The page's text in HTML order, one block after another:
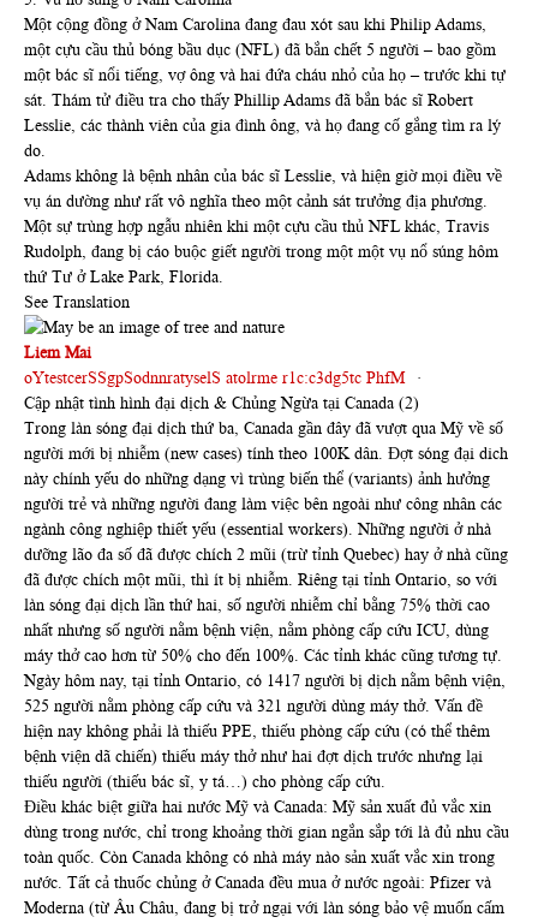
Một cộng đồng ở Nam Carolina đang đau xót sau khi Philip Adams,
một cựu cầu thủ bóng bầu dục (NFL) đã bắn chết 5 người – bao gồm
một bác sĩ nổi tiếng, vợ ông và hai đứa cháu nhỏ của họ – trước khi tự
sát. Thám tử điều tra cho thấy Phillip Adams đã bắn bác sĩ Robert
Lesslie, các thành viên của gia đình ông, và họ đang cố gắng tìm ra lý
do.
Adams không là bệnh nhân của bác sĩ Lesslie, và hiện giờ mọi điều về
vụ án dường như rất vô nghĩa theo một cảnh sát trưởng địa phương.
Một sự trùng hợp ngẫu nhiên khi một cựu cầu thủ NFL khác, Travis
Rudolph, đang bị cáo buộc giết người trong một một vụ nổ súng hôm
thứ Tư ở Lake Park, Florida.
See Translation
Liem Mai
oYtestcerSSgpSodnnratyselS atolrme r1c:c3dg5tc PhfM
·
Cập nhật tình hình đại dịch & Chủng Ngừa tại Canada (2)
Trong làn sóng đại dịch thứ ba, Canada gần đây đã vượt qua Mỹ về số
người mới bị nhiễm (new cases) tính theo 100K dân. Đợt sóng đại dich
này chính yếu do những dạng vì trùng biến thể (variants) ảnh hưởng
người trẻ và những người đang làm việc bên ngoài như công nhân các
ngành công nghiệp thiết yếu (essential workers). Những người ở nhà
dưỡng lão đa số đã được chích 2 mũi (trừ tỉnh Quebec) hay ở nhà cũng
đã được chích một mũi, thì ít bị nhiễm. Riêng tại tỉnh Ontario, so với
làn sóng đại dịch lần thứ hai, số người nhiễm chỉ bằng 75% thời cao
nhất nhưng số người nằm bệnh viện, nằm phòng cấp cứu ICU, dùng
máy thở cao hơn từ 50% cho đến 100%. Các tỉnh khác cũng tương tự.
Ngày hôm nay, tại tỉnh Ontario, có 1417 người bị dịch nằm bệnh viện,
525 người nằm phòng cấp cứu và 321 người dùng máy thở. Vấn đề
hiện nay không phải là thiếu PPE, thiếu phòng cấp cứu (có thể thêm
bệnh viện dã chiến) thiếu máy thở như hai đợt dịch trước nhưng lại
thiếu người (thiếu bác sĩ, y tá…) cho phòng cấp cứu.
Điều khác biệt giữa hai nước Mỹ và Canada: Mỹ sản xuất đủ vắc xin
dùng trong nước, chỉ trong khoảng thời gian ngắn sắp tới là đủ nhu cầu
toàn quốc. Còn Canada không có nhà máy nào sản xuất vắc xin trong
nước. Tất cả thuốc chủng ở Canada đều mua ở nước ngoài: Pfizer và
Moderna (từ Âu Châu, đang bị trở ngại với làn sóng bảo vệ muốn cấm